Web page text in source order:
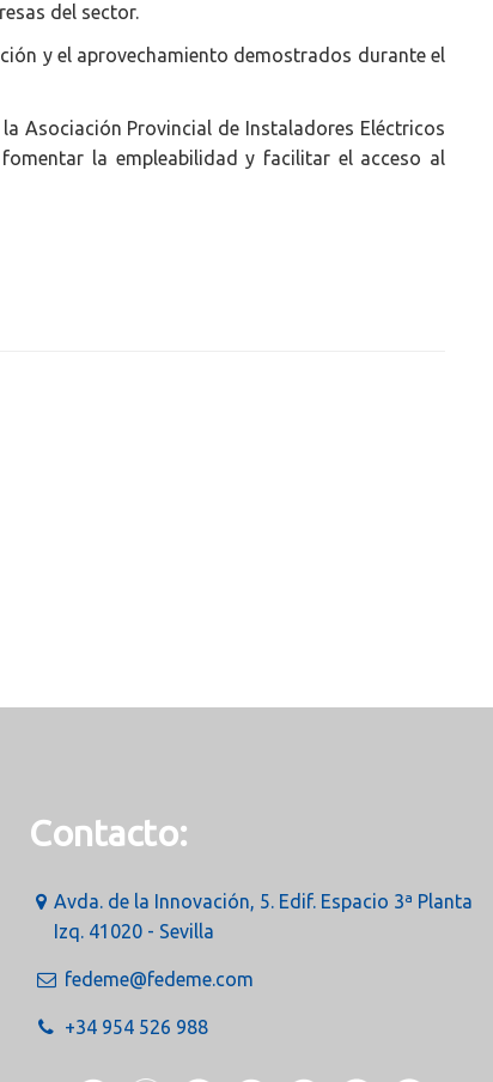
del sector.
y el aprovechamiento demostrados durante el
Asociación Provincial de Instaladores Eléctricos
la empleabilidad y facilitar el acceso al
Contacto:
Avda. de la Innovación, 5. Edif. Espacio 3ª Planta
Izq. 41020 - Sevilla
fedeme@fedeme.com
+34 954 526 988